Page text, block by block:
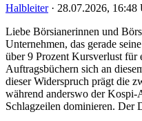
Halbleiter · 28.07.2026, 16:48
Liebe Börsianerinnen und
Unternehmen, das gerade
über 9 Prozent Kursverlust für
Auftragsbüchern sich an
dieser Widerspruch prägt die
während anderswo der
Schlagzeilen dominieren. Der